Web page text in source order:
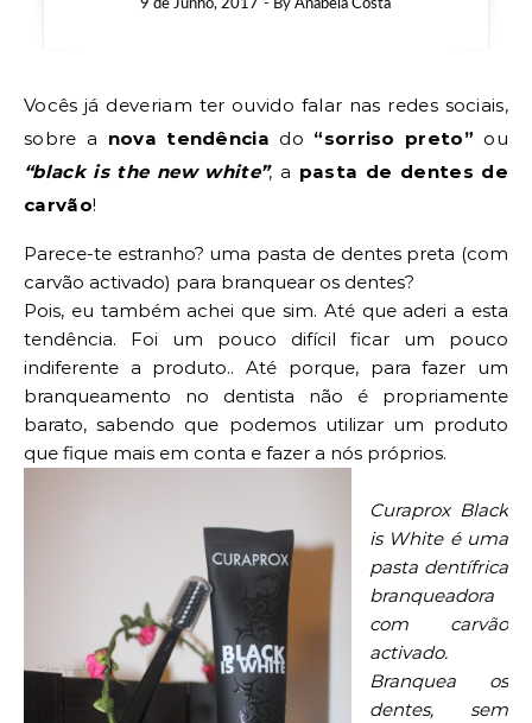
9 de Junho, 2017 - ByAnabela Costa
Vocês já deveriam ter ouvido falar nas redes sociais,
sobre a nova tendência do “sorriso preto” ou
“black is the new white”, a pasta de dentes de
carvão!
Parece-te estranho? uma pasta de dentes preta (com
carvão activado) para branquear os dentes?
Pois, eu também achei que sim. Até que aderi a esta
tendência. Foi um pouco difícil ficar um pouco
indiferente a produto.. Até porque, para fazer um
branqueamento no dentista não é propriamente
barato, sabendo que podemos utilizar um produto
que fique mais em conta e fazer a nós próprios.
Curaprox Black
is White é uma
pasta dentífrica
branqueadora
com carvão
activado.
Branquea os
dentes, sem